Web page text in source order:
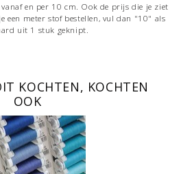
en per 10 cm. Ook de prijs die je ziet
een meter stof bestellen, vul dan "10" als
uit 1 stuk geknipt.
KOCHTEN, KOCHTEN
OOK